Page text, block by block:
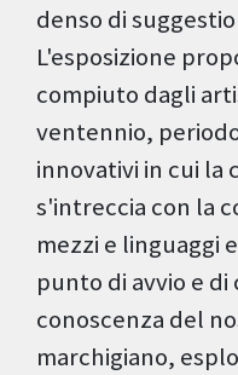
denso di
L'esposizione
compiuto dagli
ventennio,
innovativi in cui la
s'intreccia con la
mezzi e linguaggi
punto di avvio e
conoscenza del
marchigiano,